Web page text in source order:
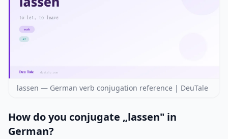
lassen — German verb conjugation reference | DeuTale
How do you conjugate „lassen" in
German?